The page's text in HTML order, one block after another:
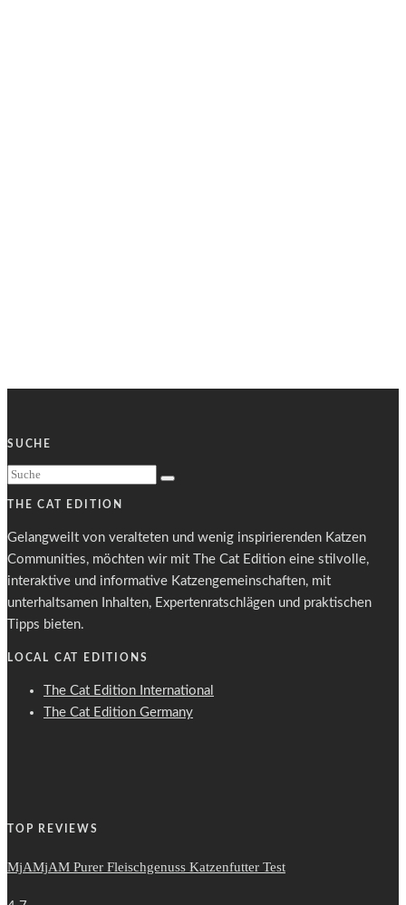
SUCHE
THE CAT EDITION
Gelangweilt von veralteten und wenig inspirierenden Katzen
Communities, möchten wir mit The Cat Edition eine stilvolle,
interaktive und informative Katzengemeinschaften, mit
unterhaltsamen Inhalten, Expertenratschlägen und praktischen
Tipps bieten.
LOCAL CAT EDITIONS
The Cat Edition International
The Cat Edition Germany
TOP REVIEWS
MjAMjAM Purer Fleischgenuss Katzenfutter Test